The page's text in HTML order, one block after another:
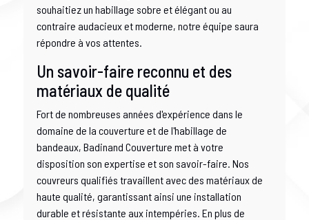
souhaitiez un habillage sobre et élégant ou au
contraire audacieux et moderne, notre équipe saura
répondre à vos attentes.
Un savoir-faire reconnu et des
matériaux de qualité
Fort de nombreuses années d'expérience dans le
domaine de la couverture et de l'habillage de
bandeaux, Badinand Couverture met à votre
disposition son expertise et son savoir-faire. Nos
couvreurs qualifiés travaillent avec des matériaux de
haute qualité, garantissant ainsi une installation
durable et résistante aux intempéries. En plus de